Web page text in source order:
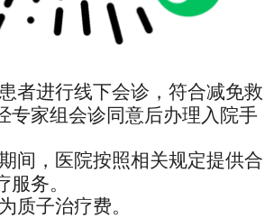
者进行线下会诊，符合减免救
专家组会诊同意后办理入院手
间，医院按照相关规定提供合
务。
质子治疗费。